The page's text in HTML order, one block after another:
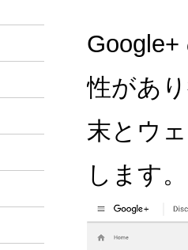
性があ
末とウ
します。